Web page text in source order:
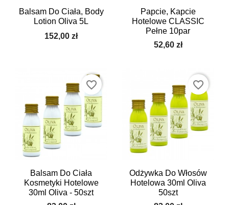
Balsam Do Ciała, Body
Lotion Oliva 5L
152,00 zł
Papcie, Kapcie
Hotelowe CLASSIC
Pełne 10par
52,60 zł
Balsam Do Ciała
Kosmetyki Hotelowe
30ml Oliva - 50szt
favorite_border
Odżywka Do Włosów
Hotelowa 30ml Oliva
50szt
favorite_border